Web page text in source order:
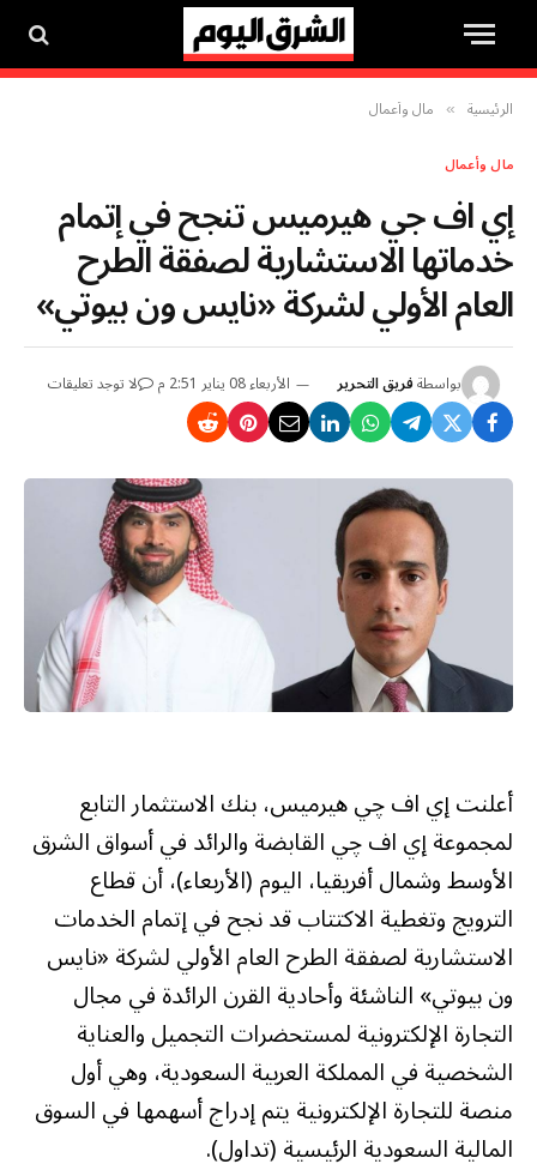
الرئيسية » مال وأعمال
مال وأعمال
إي اف جي هيرميس تنجح في إتمام
خدماتها الاستشارية لصفقة الطرح
العام الأولي لشركة «نايس ون بيوتي»
بواسطةفريق التحرير الأربعاء 08 يناير 2:51 م لا توجد تعليقات
أعلنت إي اف چي هيرميس، بنك الاستثمار التابع
لمجموعة إي اف چي القابضة والرائد في أسواق الشرق
الأوسط وشمال أفريقيا، اليوم (الأربعاء)، أن قطاع
الترويج وتغطية الاكتتاب قد نجح في إتمام الخدمات
الاستشارية لصفقة الطرح العام الأولي لشركة «نايس
ون بيوتي» الناشئة وأحادية القرن الرائدة في مجال
التجارة الإلكترونية لمستحضرات التجميل والعناية
الشخصية في المملكة العربية السعودية، وهي أول
منصة للتجارة الإلكترونية يتم إدراج أسهمها في السوق
المالية السعودية الرئيسية (تداول).